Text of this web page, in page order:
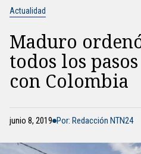
Actualidad
Maduro
todos los
con Colombia
junio 8, 2019 Por: Redacción NTN24